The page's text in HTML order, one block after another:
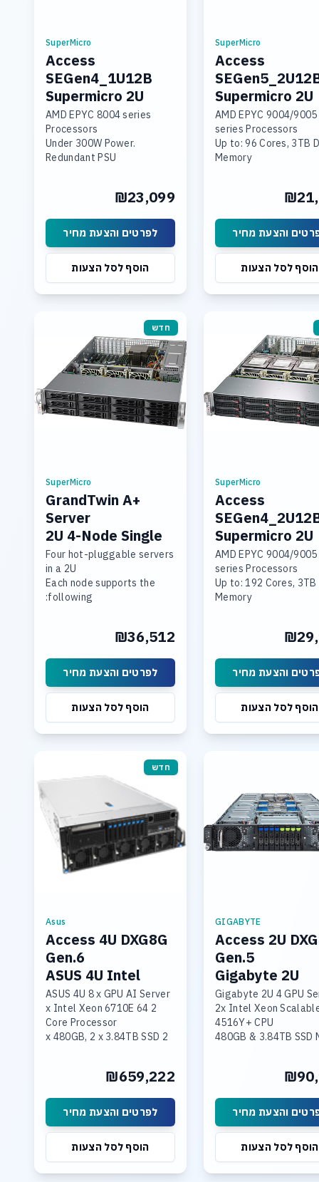
SuperMicro
Access
Supermicro 2U
Single socket
AMD EPYC 9004/9005
series Processors
Up to: 96 Cores, 3TB
Memory
2x 10GBase-T LAN
0,1,5,10,50,60
12 Hot-swap 3.5inch SAS
Bays
Support Windows
Linux
והצעת מחיר
הוסף לסל הצעות
SuperMicro
Access
SEGen4_1U12B
Supermicro 2U
Single socket
AMD EPYC 8004 series
Processors
Under 300W Power.
Redundant PSU
2 PCI-E 5.0 x16, 2xPCI-E
2x 10GBase-T LAN Ports
12 Hot-swap 3.5inch drive
bays
960GB M.2 NVME SSD Drive.
₪23,099
לפרטים והצעת מחיר
הוסף לסל הצעות
SuperMicro
Access
Supermicro 2U
Single socket
AMD EPYC 9004/9005
series Processors
Up to: 192 Cores, 3TB
Memory
2x 10GBase-T LAN
0,1,5,10,50,60
12 Hot-swap 3.5inch SAS
Bays
Support Windows
Linux
והצעת מחיר
הוסף לסל הצעות
חדש
SuperMicro
GrandTwin A+
Server
2U 4-Node Single
Processor
Four hot-pluggable servers
in a 2U
Each node supports the
following:
Up to 2TB 6400MT/s ECC
4 front hot-swap 2.5"
NVMe/SATA bays
Dual 2200W Redundant (1 +
1) Titanium
12 Hot-swap 3.5inch SAS
₪36,512
לפרטים והצעת מחיר
הוסף לסל הצעות
GIGABYTE
Access 2U
Gen.5
Gigabyte 2U
GPU/HPC
Gigabyte 2U 4 GPU
2x Intel Xeon Scalable
4516Y+ CPU
480GB & 3.84TB SSD NVME
2x 10Gb LAN Ports
4 SATA, 4 NVME/SATA
swap Bays
והצעת מחיר
הוסף לסל הצעות
חדש
Asus
Access 4U DXG8G
Gen.6
ASUS 4U Intel
GPU/AI Server
ASUS 4U 8 x GPU AI Server
2 x Intel Xeon 6710E 64
Core Processor
2 x 480GB, 2 x 3.84TB SSD
96GB GDDR7
₪659,222
לפרטים והצעת מחיר
הוסף לסל הצעות